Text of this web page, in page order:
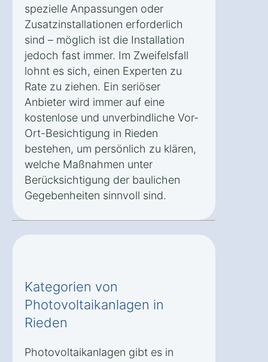
spezielle Anpassungen oder
Zusatzinstallationen erforderlich
sind – möglich ist die Installation
jedoch fast immer. Im Zweifelsfall
lohnt es sich, einen Experten zu
Rate zu ziehen. Ein seriöser
Anbieter wird immer auf eine
kostenlose und unverbindliche Vor-
Ort-Besichtigung in Rieden
bestehen, um persönlich zu klären,
welche Maßnahmen unter
Berücksichtigung der baulichen
Gegebenheiten sinnvoll sind.
Kategorien von
Photovoltaikanlagen in
Rieden
Photovoltaikanlagen gibt es in